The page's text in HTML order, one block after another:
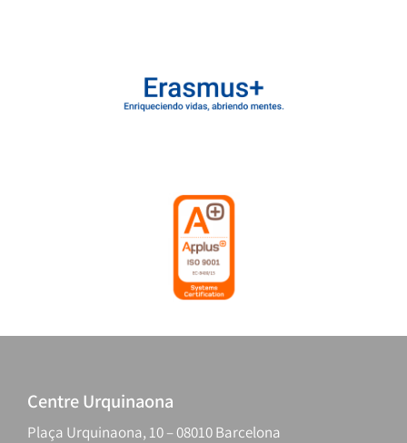
Centre Urquinaona
Plaça Urquinaona, 10 – 08010 Barcelona